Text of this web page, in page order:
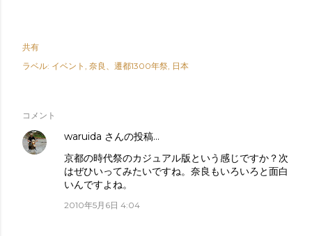
共有
ラベル: イベント 奈良、遷都1300年祭 日本
コメント
waruida さんの投稿…
京都の時代祭のカジュアル版という感じですか？次
はぜひいってみたいですね。奈良もいろいろと面白
いんですよね。
2010年5月6日 4:04